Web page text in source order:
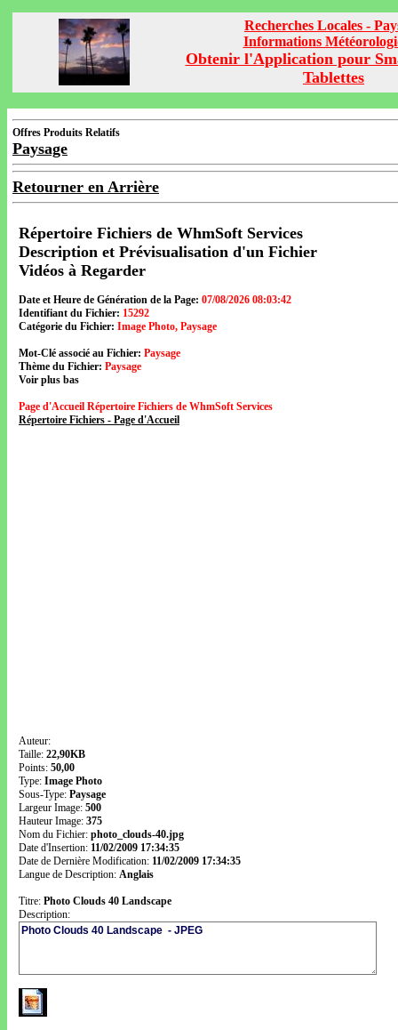
Recherches Locales -
Informations
Obtenir l'Application pour
Tablettes
Offres Produits Relatifs
Paysage
Retourner en Arrière
Répertoire Fichiers de WhmSoft Services
Description et Prévisualisation d'un Fichier
Vidéos à Regarder
Date et Heure de Génération de la Page: 07/08/2026 08:03:42
Identifiant du Fichier: 15292
Catégorie du Fichier: Image Photo, Paysage
Mot-Clé associé au Fichier: Paysage
Thème du Fichier: Paysage
Voir plus bas
Page d'Accueil Répertoire Fichiers de WhmSoft Services
Répertoire Fichiers - Page d'Accueil
Auteur:
Taille: 22,90KB
Points: 50,00
Type: Image Photo
Sous-Type: Paysage
Largeur Image: 500
Hauteur Image: 375
Nom du Fichier: photo_clouds-40.jpg
Date d'Insertion: 11/02/2009 17:34:35
Date de Dernière Modification: 11/02/2009 17:34:35
Langue de Description: Anglais
Titre: Photo Clouds 40 Landscape
Description: